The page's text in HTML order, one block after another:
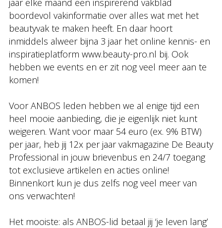
jaar elke maand een inspirerend vakblad
boordevol vakinformatie over alles wat met het
beautyvak te maken heeft. En daar hoort
inmiddels alweer bijna 3 jaar het online kennis- en
inspiratieplatform www.beauty-pro.nl bij. Ook
hebben we events en er zit nog veel meer aan te
komen!
Voor ANBOS leden hebben we al enige tijd een
heel mooie aanbieding, die je eigenlijk niet kunt
weigeren. Want voor maar 54 euro (ex. 9% BTW)
per jaar, heb jij 12x per jaar vakmagazine De Beauty
Professional in jouw brievenbus en 24/7 toegang
tot exclusieve artikelen en acties online!
Binnenkort kun je dus zelfs nog veel meer van
ons verwachten!
Het mooiste: als ANBOS-lid betaal jij ‘je leven lang’